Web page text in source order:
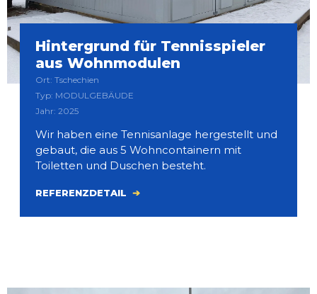
Hintergrund für Tennisspieler
aus Wohnmodulen
Ort: Tschechien
Typ: MODULGEBÄUDE
Jahr: 2025
Wir haben eine Tennisanlage hergestellt und
gebaut, die aus 5 Wohncontainern mit
Toiletten und Duschen besteht.
REFERENZDETAIL